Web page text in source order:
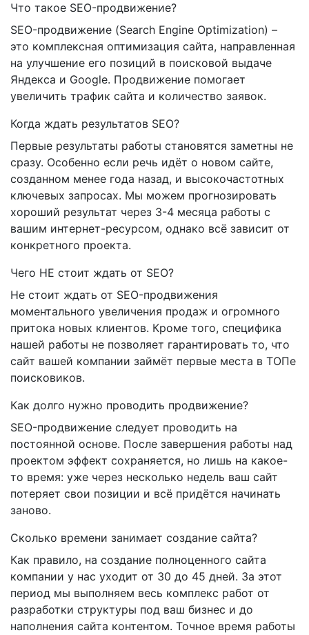
Что такое SEO-продвижение?
SEO-продвижение (Search Engine Optimization) –
это комплексная оптимизация сайта, направленная
на улучшение его позиций в поисковой выдаче
Яндекса и Google. Продвижение помогает
увеличить трафик сайта и количество заявок.
Когда ждать результатов SEO?
Первые результаты работы становятся заметны не
сразу. Особенно если речь идёт о новом сайте,
созданном менее года назад, и высокочастотных
ключевых запросах. Мы можем прогнозировать
хороший результат через 3-4 месяца работы с
вашим интернет-ресурсом, однако всё зависит от
конкретного проекта.
Чего НЕ стоит ждать от SEO?
Не стоит ждать от SEO-продвижения
моментального увеличения продаж и огромного
притока новых клиентов. Кроме того, специфика
нашей работы не позволяет гарантировать то, что
сайт вашей компании займёт первые места в ТОПе
поисковиков.
Как долго нужно проводить продвижение?
SEO-продвижение следует проводить на
постоянной основе. После завершения работы над
проектом эффект сохраняется, но лишь на какое-
то время: уже через несколько недель ваш сайт
потеряет свои позиции и всё придётся начинать
заново.
Сколько времени занимает создание сайта?
Как правило, на создание полноценного сайта
компании у нас уходит от 30 до 45 дней. За этот
период мы выполняем весь комплекс работ от
разработки структуры под ваш бизнес и до
наполнения сайта контентом. Точное время работы